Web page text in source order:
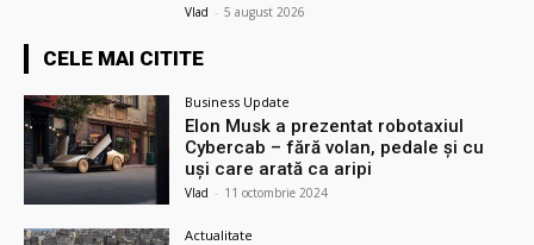
Vlad - 5 august 2026
CELE MAI CITITE
Business Update
Elon Musk a prezentat robotaxiul
Cyberсab – fără volan, pedale și cu
uși care arată ca aripi
Vlad - 11 octombrie 2024
Actualitate